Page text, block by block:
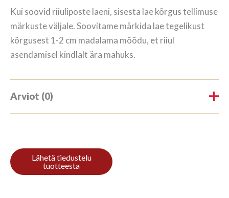
Kui soovid riiuliposte laeni, sisesta lae kõrgus tellimuse
märkuste väljale. Soovitame märkida lae tegelikust
kõrgusest 1-2 cm madalama mõõdu, et riiul
asendamisel kindlalt ära mahuks.
Arviot (0)
Kirjoita ensimmäinen arvio